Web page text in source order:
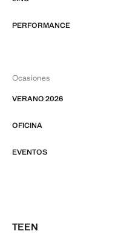
PERFORMANCE
Ocasiones
VERANO 2026
OFICINA
EVENTOS
TEEN